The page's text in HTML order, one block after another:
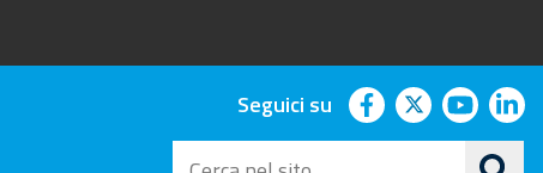
Seguici su facebook
twitter
Cerca